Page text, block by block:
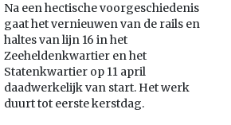
Na een hectische voorgeschiedenis
gaat het vernieuwen van de rails en
haltes van lijn 16 in het
Zeeheldenkwartier en het
Statenkwartier op 11 april
daadwerkelijk van start. Het werk
duurt tot eerste kerstdag.